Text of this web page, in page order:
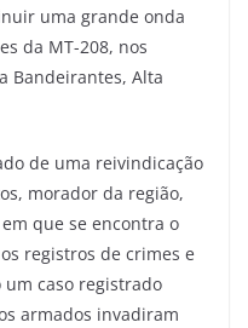
uma grande onda
da MT-208, nos
Bandeirantes, Alta
de uma reivindicação
morador da região,
que se encontra o
registros de crimes e
caso registrado
armados invadiram